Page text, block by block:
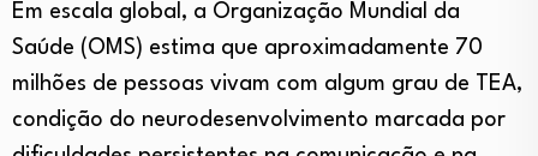
Em escala global, a Organização Mundial da
Saúde (OMS) estima que aproximadamente 70
milhões de pessoas vivam com algum grau de TEA,
condição do neurodesenvolvimento marcada por